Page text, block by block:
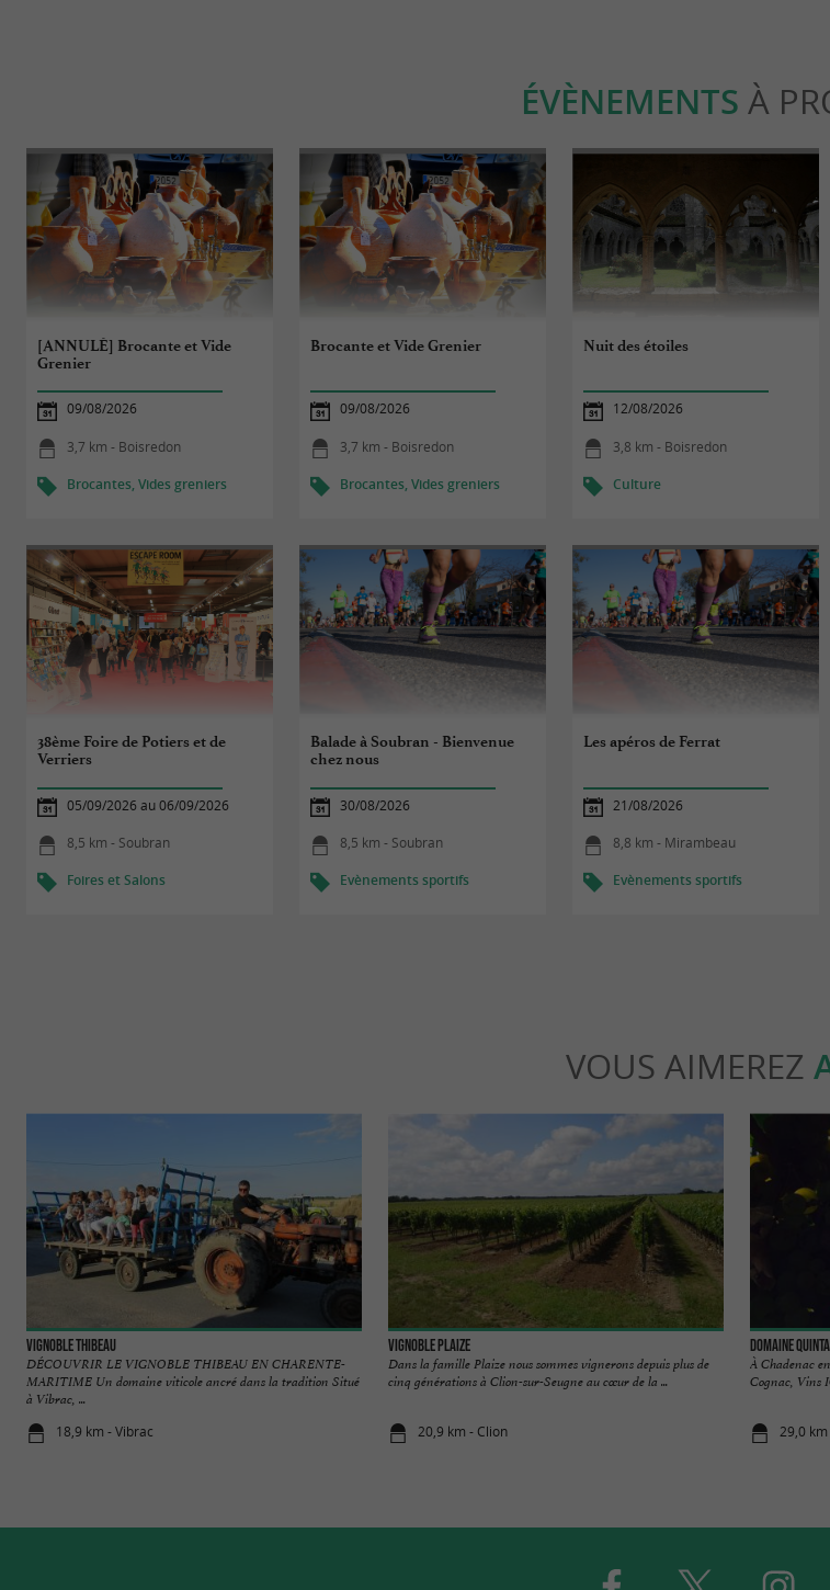
ÉVÈNEMENTS À
[ANNULÉ] Brocante et Vide
Grenier
09/08/2026
3,7 km - Boisredon
Brocantes, Vides greniers
Brocante et Vide Grenier
09/08/2026
3,7 km - Boisredon
Brocantes, Vides greniers
Nuit des étoiles
12/08/2026
3,8 km - Boisredon
Culture
38ème Foire de Potiers et de
Verriers
05/09/2026 au 06/09/2026
8,5 km - Soubran
Foires et Salons
Balade à Soubran - Bienvenue
chez nous
30/08/2026
8,5 km - Soubran
Evènements sportifs
Les apéros de Ferrat
21/08/2026
8,8 km - Mirambeau
Evènements sportifs
VOUS AIMEREZ
Vignoble Thibeau
DÉCOUVRIR LE VIGNOBLE THIBEAU EN CHARENTE-
MARITIME Un domaine viticole ancré dans la tradition Situé
à Vibrac, ...
18,9 km - Vibrac
Vignoble Plaize
Dans la famille Plaize nous sommes vignerons depuis plus de
cinq générations à Clion-sur-Seugne au cœur de la ...
20,9 km - Clion
Domaine
À Chadenac
Cognac, Vins
29,0